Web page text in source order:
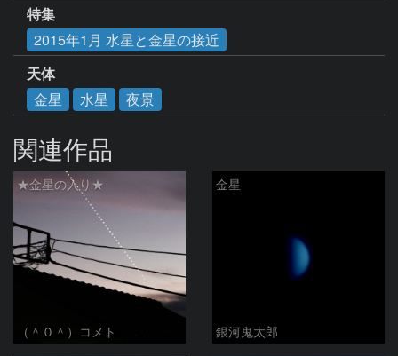
特集
2015年1月 水星と金星の接近
天体
金星
水星 夜景
関連作品
★金星の入り★
（＾０＾）コメト
金星
銀河鬼太郎